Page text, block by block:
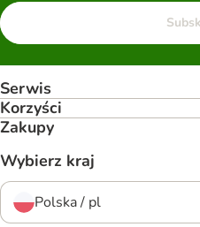
Serwis
Korzyści
Zakupy
Wybierz kraj
Polska / pl